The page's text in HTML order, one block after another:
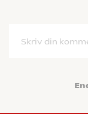
Skriv din